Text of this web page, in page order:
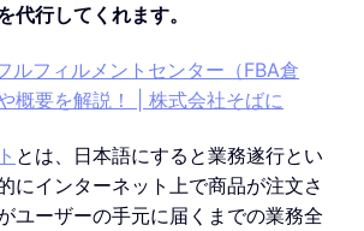
代行してくれます。
ルフィルメントセンター（FBA倉
概要を解説！ | 株式会社そばに
とは、日本語にすると業務遂行とい
にインターネット上で商品が注文さ
ユーザーの手元に届くまでの業務全